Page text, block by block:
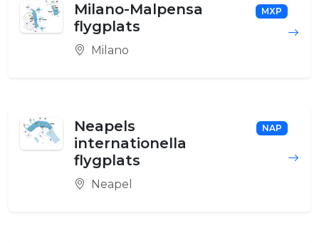
Milano-Malpensa
flygplats
MXP
Milano
Neapels
internationella
flygplats
NAP
Neapel